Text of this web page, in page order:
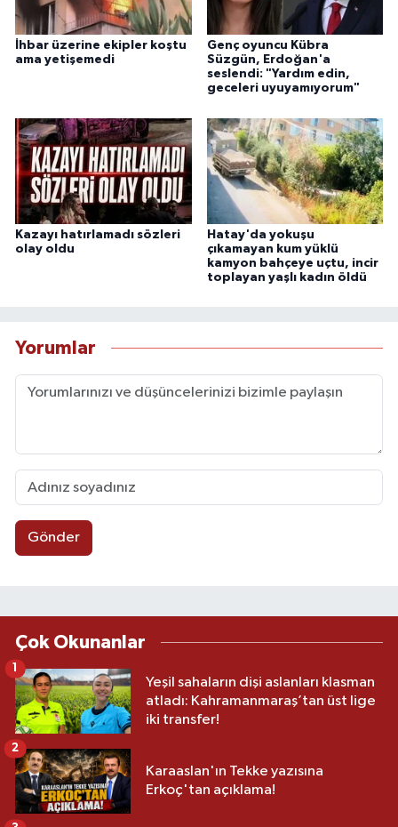
İhbar üzerine ekipler koştu
ama yetişemedi
Genç oyuncu Kübra
Süzgün, Erdoğan'a
seslendi: "Yardım edin,
geceleri uyuyamıyorum"
Kazayı hatırlamadı sözleri
olay oldu
Hatay'da yokuşu
çıkamayan kum yüklü
kamyon bahçeye uçtu, incir
toplayan yaşlı kadın öldü
Yorumlar
Gönder
Çok Okunanlar
Yeşil sahaların dişi aslanları klasman
atladı: Kahramanmaraş’tan üst lige
iki transfer!
1
Karaaslan'ın Tekke yazısına
Erkoç'tan açıklama!
2